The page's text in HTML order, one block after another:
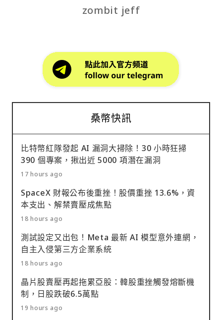
zombit jeff
桑幣快訊
比特幣紅隊發起 AI 漏洞大掃除！30 小時狂掃
390 個專案，揪出近 5000 項潛在漏洞
17 hours ago
SpaceX 財報公布後重挫！股價重挫 13.6%，資
本支出、解禁賣壓成焦點
18 hours ago
測試設定又出包！Meta 最新 AI 模型意外連網，
自主入侵第三方企業系統
18 hours ago
晶片股賣壓再起拖累亞股：韓股重挫觸發熔斷機
制，日股跌破6.5萬點
19 hours ago